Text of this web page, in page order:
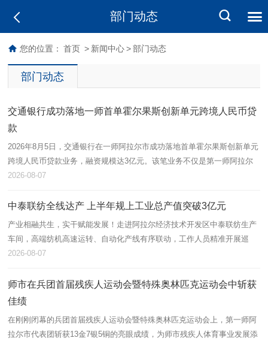
部门动态
您的位置： 首页 > 新闻中心 > 部门动态
部门动态
交通银行成功落地一师首单霍尔果斯创新单元跨境人民币贷
款
2026年8月5日，交通银行在一师阿拉尔市成功落地首单霍尔果斯创新单元
跨境人民币贷款业务，融资规模达3亿元。该笔业务不仅是第一师阿拉尔
市首单跨境流动资金贷款，也标志着跨境金融产品在本地金融功能区取得
2026-08-07
中泰联纺全线达产 上半年规上工业总产值突破3亿元
产业相融共生，实干赋能发展！走进阿拉尔经济技术开发区中泰联纺生产
车间，高端纺机高速运转、自动化产线有序联动，工作人员精准开展巡
检、落纱、品控等作业，呈现出蓬勃向上的发展态势。中泰联纺依托兵地
2026-08-07
师市在兵团首届残疾人运动会暨特殊奥林匹克运动会中斩获
佳绩
在刚刚闭幕的兵团首届残疾人运动会暨特殊奥林匹克运动会上，第一师阿
拉尔市代表团斩获13金7银5铜的亮眼成绩，为师市残疾人体育事业发展添